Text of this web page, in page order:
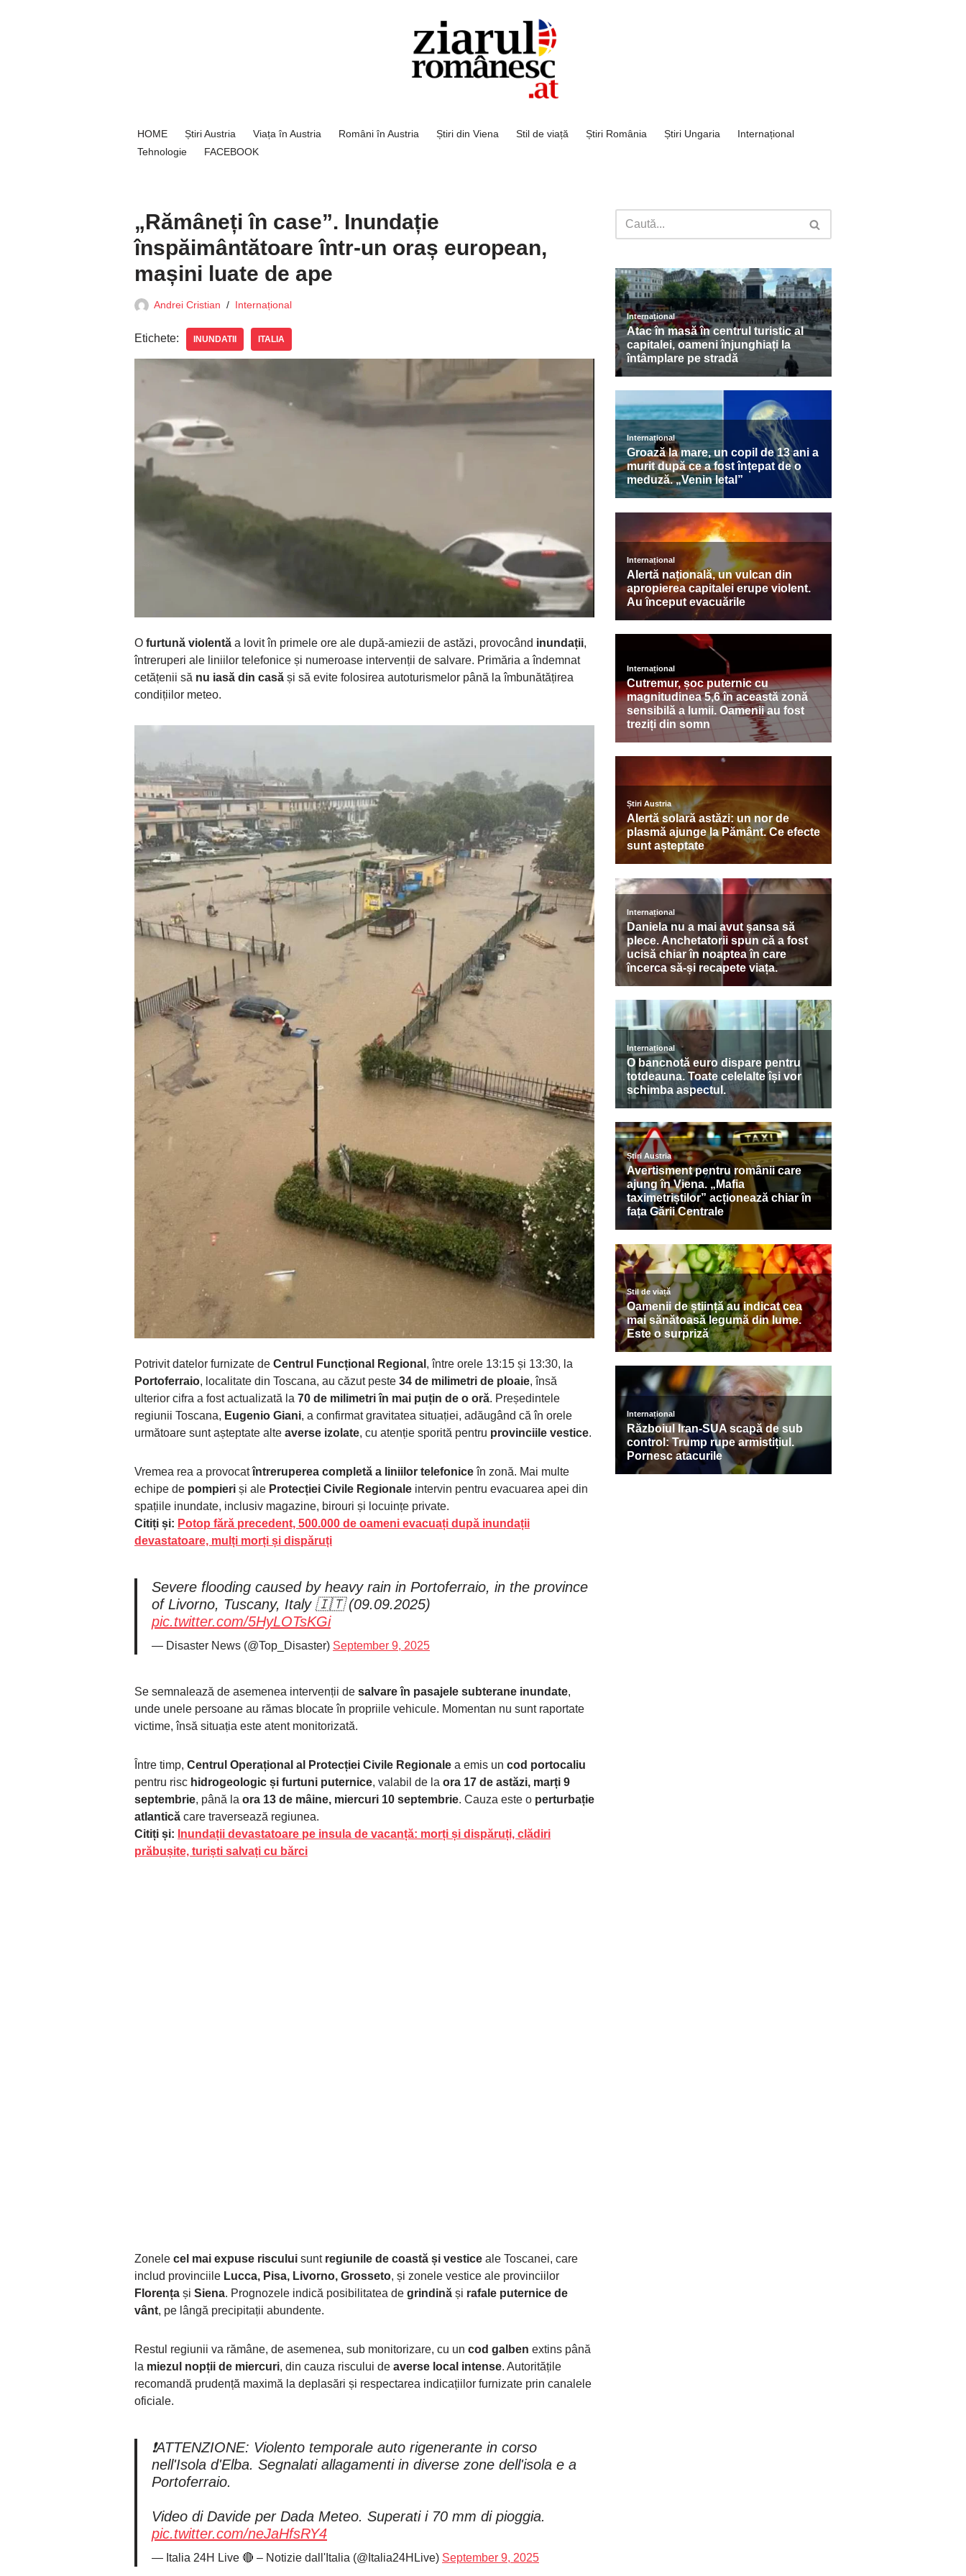
HOME Știri Austria Viața în Austria Români în Austria Știri din Viena Stil de viață Știri România Știri Ungaria
Internațional
Tehnologie
FACEBOOK
„Rămâneți în case”. Inundație
înspăimântătoare într-un oraș european,
mașini luate de ape
Andrei Cristian Internațional
Etichete: INUNDATII ITALIA
O furtună violentă a lovit în primele ore ale după-amiezii de astăzi, provocând inundații,
întreruperi ale liniilor telefonice și numeroase intervenții de salvare. Primăria a îndemnat
cetățenii să nu iasă din casă și să evite folosirea autoturismelor până la îmbunătățirea
condițiilor meteo.
Potrivit datelor furnizate de Centrul Funcțional Regional , între orele 13:15 și 13:30, la
Portoferraio, localitate din Toscana, au căzut peste 34 de milimetri de ploaie, însă
ulterior cifra a fost actualizată la 70 de milimetri în mai puțin de o oră. Președintele
regiunii Toscana, Eugenio Giani, a confirmat gravitatea situației, adăugând că în orele
următoare sunt așteptate alte averse izolate, cu atenție sporită pentru provinciile vestice.
Vremea rea a provocatîntreruperea completă a liniilor telefoniceîn zonă. Mai multe
echipe de pompieri și ale Protecției Civile Regionale intervin pentru evacuarea apei din
spațiile inundate, inclusiv magazine, birouri și locuințe private.
Citiți și: Potop fără precedent, 500.000 de oameni evacuați după inundații
devastatoare, mulți morți și dispăruți
Severe flooding caused by heavy rain in Portoferraio, in the province
of Livorno, Tuscany, Italy 🇮🇹 (09.09.2025)
pic.twitter.com/5HyLOTsKGi
— Disaster News (@Top_Disaster) September 9, 2025
Se semnalează de asemenea intervenții de salvare în pasajele subterane inundate,
unde unele persoane au rămas blocate în propriile vehicule. Momentan nu sunt raportate
victime, însă situația este atent monitorizată.
Între timp, Centrul Operațional al Protecției Civile Regionale a emis un cod portocaliu
pentru risc hidrogeologic și furtuni puternice, valabil de la ora 17 de astăzi, marți 9
septembrie, până la ora 13 de mâine, miercuri 10 septembrie. Cauza este o perturbație
atlantică care traversează regiunea.
Citiți și: Inundații devastatoare pe insula de vacanță: morți și dispăruți, clădiri
prăbușite, turiști salvați cu bărci
Zonele cel mai expuse riscului sunt regiunile de coastă și vestice ale Toscanei, care
includ provinciile Lucca, Pisa, Livorno, Grosseto, și zonele vestice ale provinciilor
Florența și Siena. Prognozele indică posibilitatea de grindină și rafale puternice de
vânt, pe lângă precipitații abundente.
Restul regiunii va rămâne, de asemenea, sub monitorizare, cu un cod galben extins până
la miezul nopții de miercuri, din cauza riscului de averse local intense. Autoritățile
recomandă prudență maximă la deplasări și respectarea indicațiilor furnizate prin canalele
oficiale.
❗ATTENZIONE: Violento temporale auto rigenerante in corso
nell'Isola d'Elba. Segnalati allagamenti in diverse zone dell'isola e a
Portoferraio.
Video di Davide per Dada Meteo. Superati i 70 mm di pioggia.
pic.twitter.com/neJaHfsRY4
— Italia 24H Live 🔴 – Notizie dall'Italia (@Italia24HLive) September 9, 2025